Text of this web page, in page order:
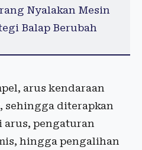
Nyalakan Mesin
Balap Berubah
arus kendaraan
sehingga diterapkan
arus, pengaturan
hingga pengalihan